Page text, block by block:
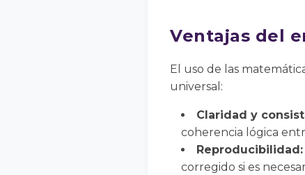
Ventajas del
El uso de las
universal:
Claridad y
coherencia lógica
Reproducibilidad:
corregido si es